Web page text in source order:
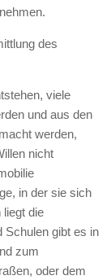
des
viele
und aus den
werden,
nicht
in der sie sich
liegt die
Schulen gibt es in
zum
oder dem